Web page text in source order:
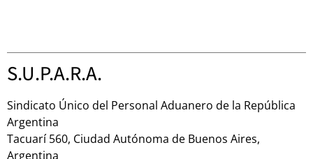
S.U.P.A.R.A.
Sindicato Único del Personal Aduanero de la República
Argentina
Tacuarí 560, Ciudad Autónoma de Buenos Aires,
Argentina